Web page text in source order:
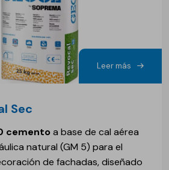
Leer más
Sec
cemento a base de cal aérea
natural (GM 5) para el
de fachadas, diseñado